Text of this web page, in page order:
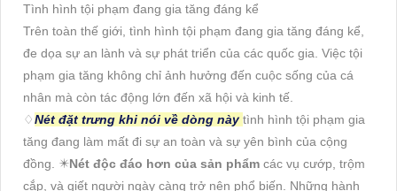
Tình hình tội phạm đang gia tăng đáng kể
Trên toàn thế giới, tình hình tội phạm đang gia tăng đáng kể,
đe dọa sự an lành và sự phát triển của các quốc gia. Việc tội
phạm gia tăng không chỉ ảnh hưởng đến cuộc sống của cá
nhân mà còn tác động lớn đến xã hội và kinh tế.
♢Nét đặt trưng khi nói về dòng nàytình hình tội phạm gia
tăng đang làm mất đi sự an toàn và sự yên bình của cộng
đồng. ✴️Nét độc đáo hơn của sản phẩm các vụ cướp, trộm
cắp, và giết người ngày càng trở nên phổ biến. Những hành